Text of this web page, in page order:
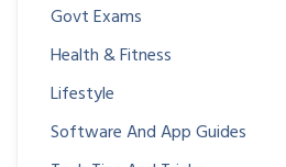
Govt Exams
Health & Fitness
Lifestyle
Software And App Guides